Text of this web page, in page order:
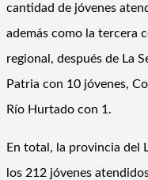
cantidad de jóvenes
además como la tercera
regional, después de La
Patria con 10 jóvenes,
Río Hurtado con 1.
En total, la provincia del
los 212 jóvenes